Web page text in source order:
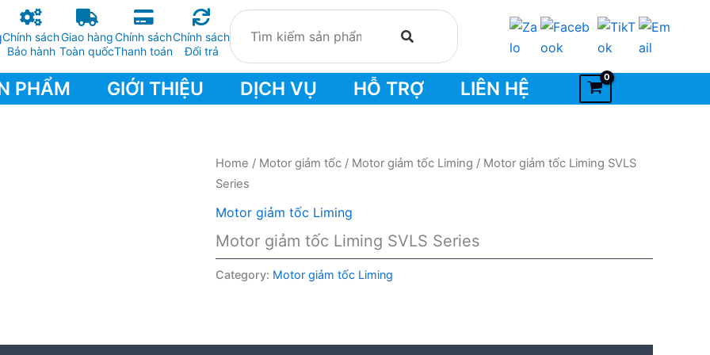
Chính sách
Bảo hành
Giao hàng
Toàn quốc
Chính sách
Thanh toán
Chính sách
Đổi trả
PHẨM GIỚI THIỆU DỊCH VỤ HỖ TRỢ LIÊN HỆ
Home / Motor giảm tốc / Motor giảm tốc Liming / Motor giảm tốc Liming SVLS
Series
Motor giảm tốc Liming
Motor giảm tốc Liming SVLS Series
Category: Motor giảm tốc Liming